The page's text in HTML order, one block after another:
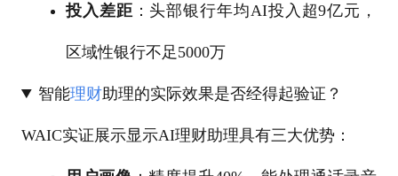
投入差距 ：头部银行年均AI投入超9亿元，
区域性银行不足5000万
智能理财助理的实际效果是否经得起验证？
WAIC实证展示显示AI理财助理具有三大优势：